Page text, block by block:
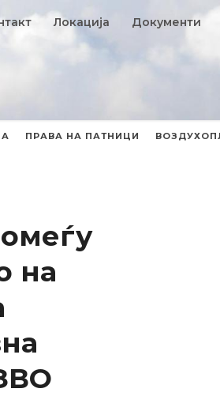
Локација Документи
ПРАВА НА ПАТНИЦИ
нa